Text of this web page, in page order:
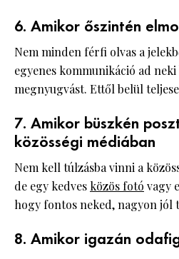
6. Amikor őszintén
Nem minden férfi olvas a
egyenes kommunikáció ad
megnyugvást. Ettől belül
7. Amikor büszkén
közösségi médiában
Nem kell túlzásba vinni a
de egy kedves közös fotó vagy
hogy fontos neked, nagyon jól
8. Amikor igazán